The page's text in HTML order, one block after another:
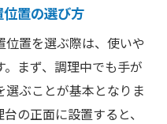
置の選び方
置を選ぶ際は、使いや
まず、調理中でも手が
ぶことが基本となりま
の正面に設置すると、